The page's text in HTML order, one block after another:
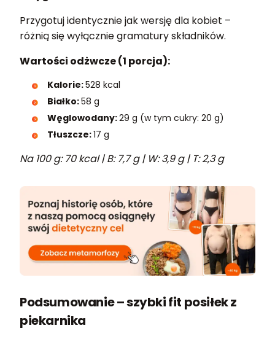
Przygotuj identycznie jak wersję dla kobiet –
różnią się wyłącznie gramatury składników.
Wartości odżwcze (1 porcja):
Kalorie:528 kcal
Białko:58 g
Węglowodany:29 g (w tym cukry: 20 g)
Tłuszcze:17 g
Na 100 g: 70 kcal | B: 7,7 g | W: 3,9 g | T: 2,3 g
Podsumowanie – szybki fit posiłek z
piekarnika